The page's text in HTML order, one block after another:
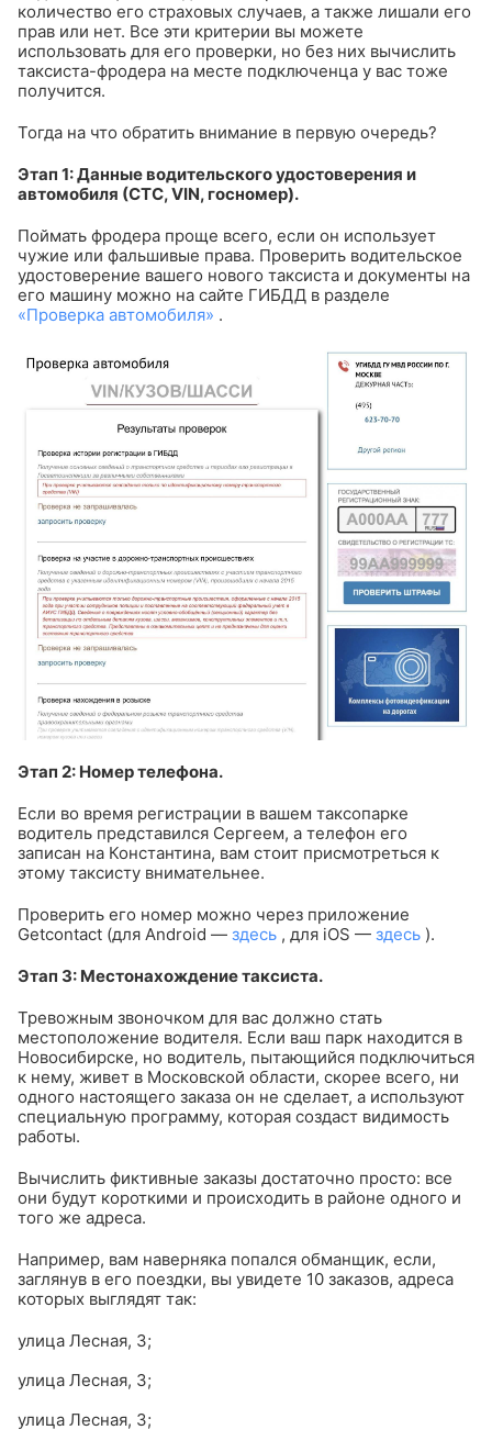
количество его страховых случаев, а также лишали его
прав или нет. Все эти критерии вы можете
использовать для его проверки, но без них вычислить
таксиста-фродера на месте подключенца у вас тоже
получится.
Тогда на что обратить внимание в первую очередь?
Этап 1: Данные водительского удостоверения и
автомобиля (СТС, VIN, госномер).
Поймать фродера проще всего, если он использует
чужие или фальшивые права. Проверить водительское
удостоверение вашего нового таксиста и документы на
его машину можно на сайте ГИБДД в разделе
«Проверка автомобиля» .
Этап 2: Номер телефона.
Если во время регистрации в вашем таксопарке
водитель представился Сергеем, а телефон его
записан на Константина, вам стоит присмотреться к
этому таксисту внимательнее.
Проверить его номер можно через приложение
Getcontact (для Android — здесь , для iOS — здесь ).
Этап 3: Местонахождение таксиста.
Тревожным звоночком для вас должно стать
местоположение водителя. Если ваш парк находится в
Новосибирске, но водитель, пытающийся подключиться
к нему, живет в Московской области, скорее всего, ни
одного настоящего заказа он не сделает, а используют
специальную программу, которая создаст видимость
работы.
Вычислить фиктивные заказы достаточно просто: все
они будут короткими и происходить в районе одного и
того же адреса.
Например, вам наверняка попался обманщик, если,
заглянув в его поездки, вы увидете 10 заказов, адреса
которых выглядят так:
улица Лесная, 3;
улица Лесная, 3;
улица Лесная, 3;